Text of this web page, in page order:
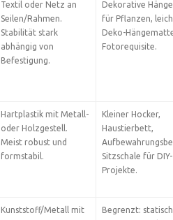
Textil oder Netz an
Seilen/Rahmen.
Stabilität stark
abhängig von
Befestigung.
Dekorative
für Pflanzen,
Deko-
Fotorequisite.
Hartplastik mit Metall-
oder Holzgestell.
Meist robust und
formstabil.
Kleiner Hocker,
Haustierbett,
Sitzschale für DIY-
Projekte.
Kunststoff/Metall mit
Begrenzt: